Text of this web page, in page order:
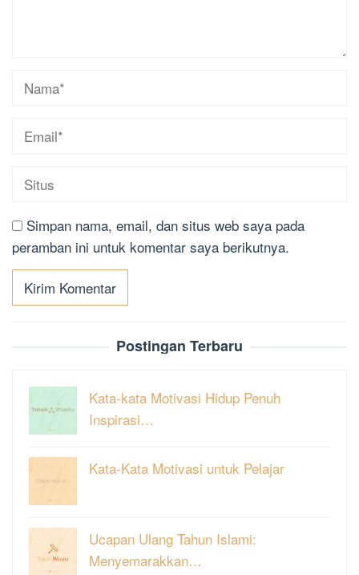
Simpan nama, email, dan situs web saya pada
peramban ini untuk komentar saya berikutnya.
Postingan Terbaru
Kata-kata Motivasi Hidup Penuh
Inspirasi…
Kata-Kata Motivasi untuk Pelajar
Ucapan Ulang Tahun Islami:
Menyemarakkan…